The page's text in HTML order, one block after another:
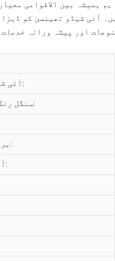
آئی شیڈو تھینسن کو
اور پیشہ ورانہ
آئی شیڈو کی قسم:
سنگل رنگ/کثیر رنگ:
برانڈ کا نام:
آئٹم کا نام: